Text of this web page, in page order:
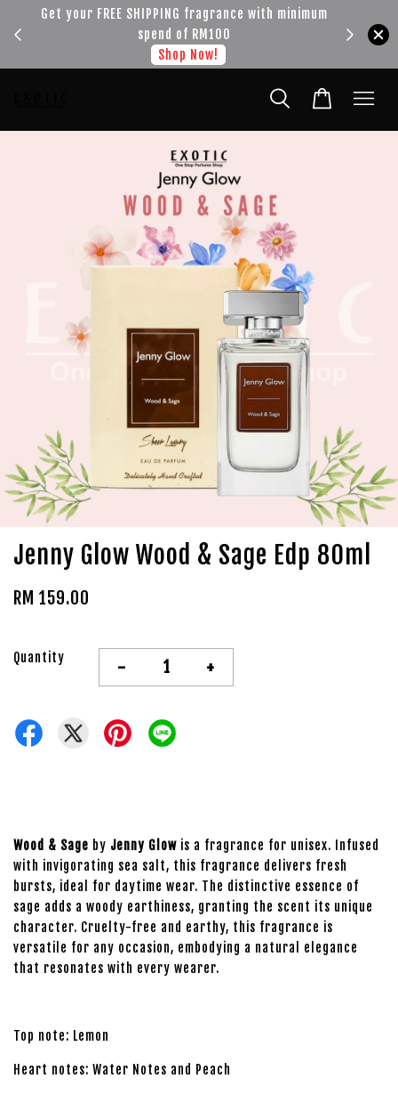
Get your FREE SHIPPING fragrance with minimum
spend of RM100
Shop Now!
Jenny Glow Wood & Sage Edp 80ml
RM 159.00
Quantity - +
Wood & Sage by Jenny Glow is a fragrance for unisex. Infused
with invigorating sea salt, this fragrance delivers fresh
bursts, ideal for daytime wear. The distinctive essence of
sage adds a woody earthiness, granting the scent its unique
character. Cruelty-free and earthy, this fragrance is
versatile for any occasion, embodying a natural elegance
that resonates with every wearer.
Top note: Lemon
Heart notes: Water Notes and Peach